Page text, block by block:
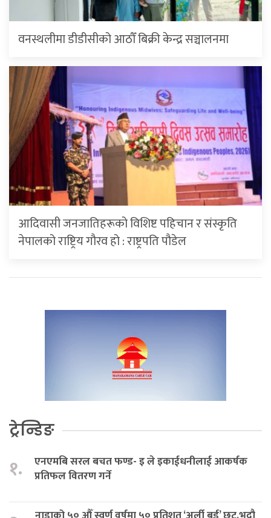
वनस्थलीमा डीडीसीको आठौँ बिक्री केन्द्र सञ्चालनमा
आदिवासी जनजातिहरूको विशिष्ट पहिचान र संस्कृति
नेपालको राष्ट्रिय गौरव हो : राष्ट्रपति पौडेल
ट्रेन्डिङ
१.
एनएमबि सरल बचत फण्ड- इ ले इकाईधनीलाई आकर्षक
प्रतिफल वितरण गर्ने